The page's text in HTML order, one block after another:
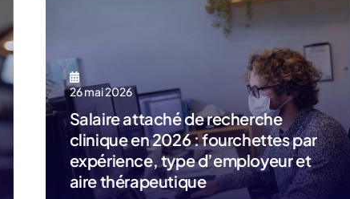
26 mai 2026
Salaire attaché de recherche
clinique en 2026 : fourchettes par
expérience, type d’employeur et
aire thérapeutique